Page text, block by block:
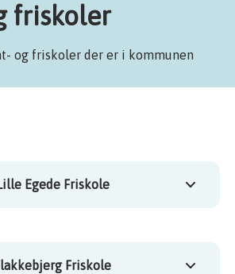
friskoler
og friskoler der er i kommunen
Egede Friskole
Friskole